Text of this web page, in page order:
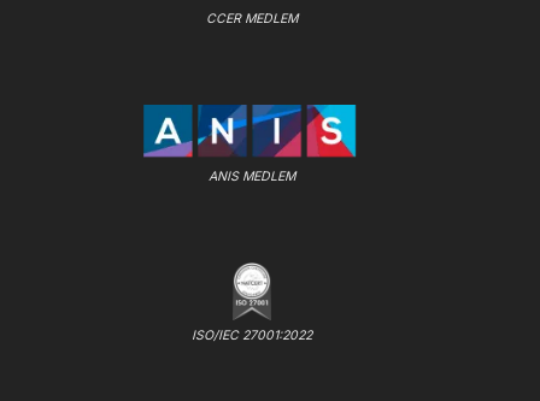
CCER MEDLEM
ANIS MEDLEM
ISO/IEC 27001:2022